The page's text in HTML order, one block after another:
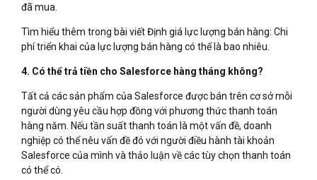
đã mua.
Tìm hiểu thêm trong bài viết Định giá lực lượng bán hàng: Chi
phí triển khai của lực lượng bán hàng có thể là bao nhiêu.
4. Có thể trả tiền cho Salesforce hàng tháng không?
Tất cả các sản phẩm của Salesforce được bán trên cơ sở mỗi
người dùng yêu cầu hợp đồng với phương thức thanh toán
hàng năm. Nếu tần suất thanh toán là một vấn đề, doanh
nghiệp có thể nêu vấn đề đó với người điều hành tài khoản
Salesforce của mình và thảo luận về các tùy chọn thanh toán
có thể có.